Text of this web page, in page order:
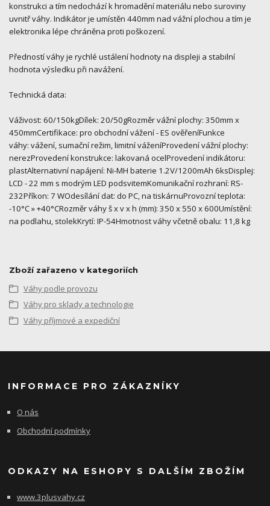
konstrukci a tím nedochází k hromadění materiálu nebo suroviny
uvnitř váhy. Indikátor je umístěn 440mm nad vážní plochou a tím je
elektronika lépe chráněna proti poškození.
Předností váhy je rychlé ustálení hodnoty na displeji a stabilní
hodnota výsledku při navážení.
Technická data:
Váživost: 60/150kgDílek: 20/50gRozměr vážní plochy: 350mm x
450mmCertifikace: pro obchodní vážení - ES ověřeníFunkce
váhy: vážení, sumační režim, limitní váženíProvedení vážní plochy:
nerezProvedení konstrukce: lakovaná ocelProvedení indikátoru:
plastAlternativní napájení: Ni-MH baterie 1.2V/1200mAh 6ksDisplej:
LCD - 22 mm s modrým LED podsvitemKomunikační rozhraní: RS-
232Příkon: 7 WOdesílání dat: do PC, na tiskárnuProvozní teplota:
-10°C » +40°CRozměr váhy š x v x h (mm): 350 x 550 x 600Umístění:
na podlahu, stolekKrytí: IP-54Hmotnost váhy včetně obalu: 11,8 kg
Zboží zařazeno v kategoriích
Váhy podle provozu
Váhy pro sklady a technologie
Váhy příjmové a expediční
INFORMACE PRO ZÁKAZNÍKY
O nás
Obchodní podmínky
ODKAZY NA ESHOPY S DALŠÍM ZBOŽÍM
www.3plusvahy.cz